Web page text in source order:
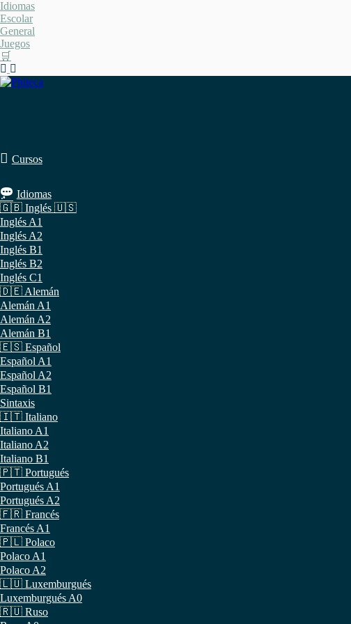
Saltar
al
contenido
Idiomas
Escolar
General
Juegos
🛒
Cursos
Idiomas
🇬🇧 Inglés 🇺🇸
Inglés A1
Inglés A2
Inglés B1
Inglés B2
Inglés C1
🇩🇪 Alemán
Alemán A1
Alemán A2
Alemán B1
🇪🇸 Español
Español A1
Español A2
Español B1
Sintaxis
🇮🇹 Italiano
Italiano A1
Italiano A2
Italiano B1
🇵🇹 Portugués
Portugués A1
Portugués A2
🇫🇷 Francés
Francés A1
🇵🇱 Polaco
Polaco A1
Polaco A2
🇱🇺 Luxemburgués
Luxemburgués A0
🇷🇺 Ruso